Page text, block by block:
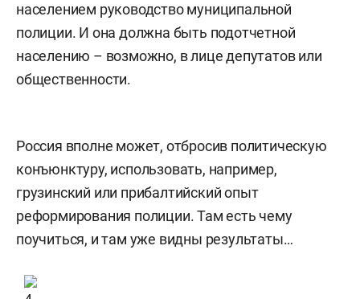
населением руководство муниципальной
полиции. И она должна быть подотчетной
населению – возможно, в лице депутатов или
общественности.
Россия вполне может, отбросив политическую
конъюнктуру, использовать, например,
грузинский или прибалтийский опыт
реформирования полиции. Там есть чему
поучиться, и там уже видны результаты…